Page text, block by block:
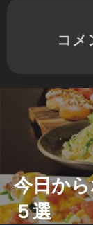
コメ
今日か
５選